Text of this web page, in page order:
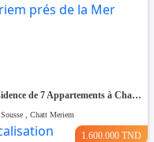
Résidence de 7 Appartements à Chatt Mariem prés de la Mer
Sousse , Chatt Meriem
1.600.000 TND